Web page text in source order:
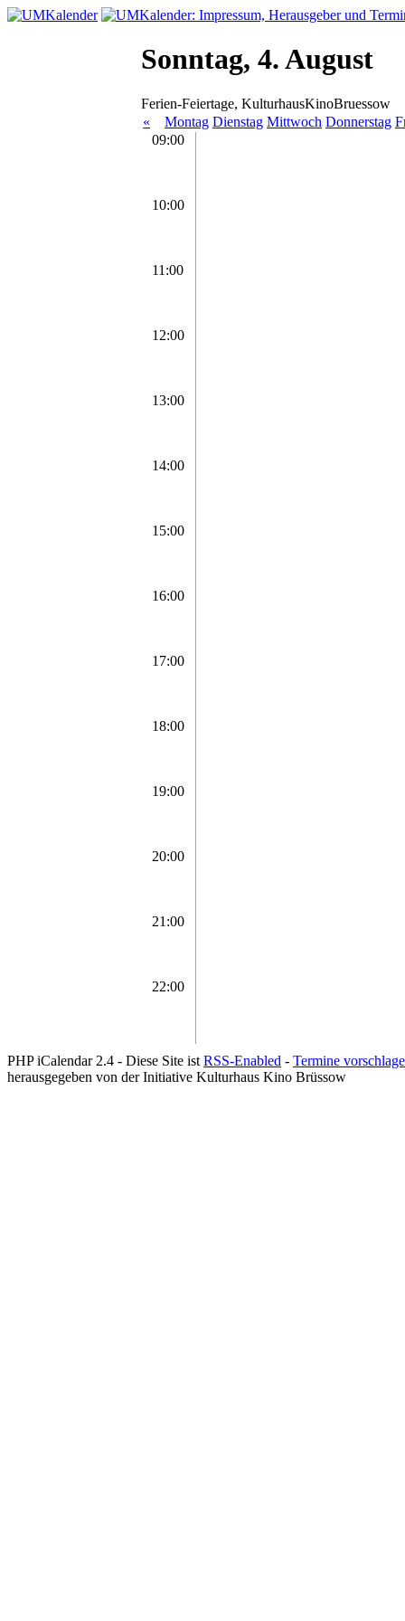
Sonntag, 4. August
Ferien-Feiertage, KulturhausKinoBruessow
«
Montag Dienstag Mittwoch Donnerstag
09:00
10:00
11:00
12:00
13:00
14:00
15:00
16:00
17:00
18:00
19:00
20:00
21:00
22:00
PHP iCalendar 2.4 - Diese Site ist RSS-Enabled - Termine
herausgegeben von der Initiative Kulturhaus Kino Brüssow